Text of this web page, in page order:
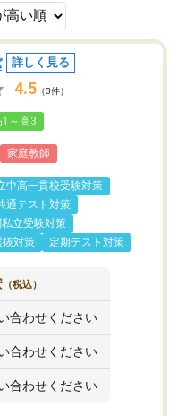
詳しく見る
4.5 （3件）
1～高3
家庭教師
中高一貫校受験対策
通テスト対策
立受験対策
抜対策
定期テスト対策
（税込）
合わせください
合わせください
合わせください